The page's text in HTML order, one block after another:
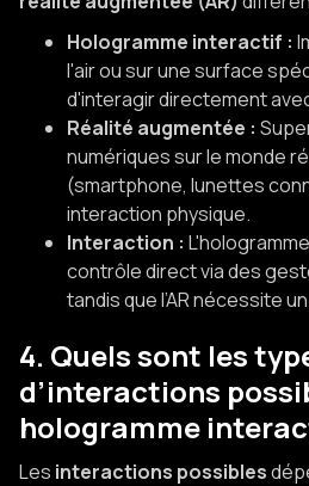
Hologramme interactif :
l'air ou sur une surface
d'interagir directement
Réalité augmentée :
numériques sur le monde
(smartphone, lunettes
interaction physique.
Interaction :
contrôle direct via des
tandis que l’AR nécessite
4. Quels sont les
d’interactions
hologramme
Les interactions possibles